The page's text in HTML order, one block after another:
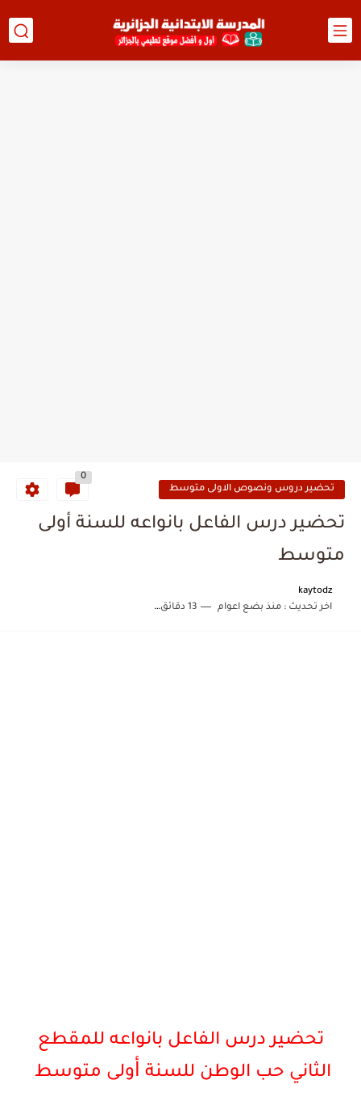
تحضير دروس ونصوص الاولى متوسط
0
تحضير درس الفاعل بانواعه للسنة أولى
متوسط
kaytodz
اخر تحديث :منذ بضع اعوام 13 دقائق للقراءة
تحضير درس الفاعل بانواعه للمقطع
الثاني حب الوطن للسنة أولى متوسط